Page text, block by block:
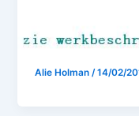
Alie Holman/14/02/